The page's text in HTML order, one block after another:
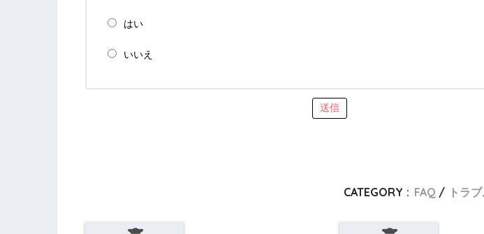
はい
いいえ
送信
CATEGORY : FAQ トラ